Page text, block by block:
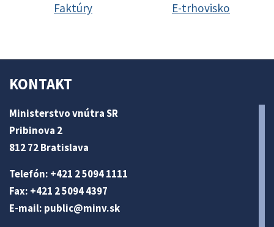
Faktúry E-trhovisko
KONTAKT
Ministerstvo vnútra SR
Pribinova 2
812 72 Bratislava
Telefón: +421 2 5094 1111
Fax: +421 2 5094 4397
E-mail: public@minv.sk